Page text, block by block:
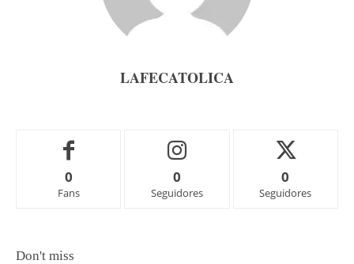
LAFECATOLICA
0
Fans
0
Seguidores
0
Seguidores
Don't miss